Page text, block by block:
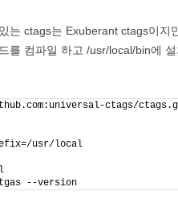
는 ctags는 Exuberant ctags이지
를 컴파일 하고 /usr/local/bin에
ctags/
usr/local
--version